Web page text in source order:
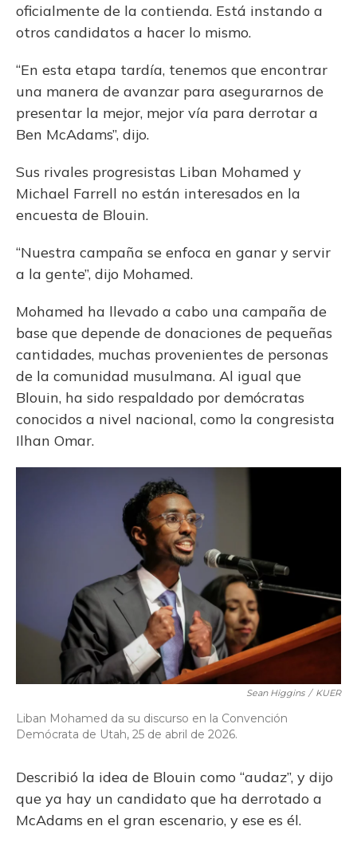
oficialmente de la contienda. Está instando a
otros candidatos a hacer lo mismo.
“En esta etapa tardía, tenemos que encontrar
una manera de avanzar para asegurarnos de
presentar la mejor, mejor vía para derrotar a
Ben McAdams”, dijo.
Sus rivales progresistas Liban Mohamed y
Michael Farrell no están interesados en la
encuesta de Blouin.
“Nuestra campaña se enfoca en ganar y servir
a la gente”, dijo Mohamed.
Mohamed ha llevado a cabo una campaña de
base que depende de donaciones de pequeñas
cantidades, muchas provenientes de personas
de la comunidad musulmana. Al igual que
Blouin, ha sido respaldado por demócratas
conocidos a nivel nacional, como la congresista
Ilhan Omar.
Sean Higgins / KUER
Liban Mohamed da su discurso en la Convención
Demócrata de Utah, 25 de abril de 2026.
Describió la idea de Blouin como “audaz”, y dijo
que ya hay un candidato que ha derrotado a
McAdams en el gran escenario, y ese es él.